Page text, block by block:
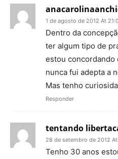
1 de agosto de 2012 At
Dentro da
ter algum tipo de
estou concordando
nunca fui adepta a
Mas tenho
Responder
tentando
28 de setembro de 2012
Tenho 30 anos